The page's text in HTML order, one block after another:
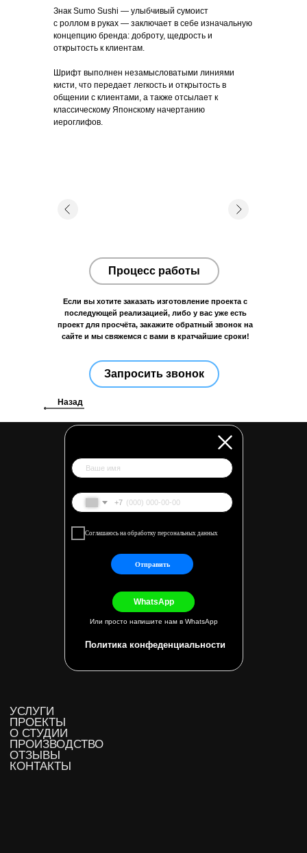
Знак Sumo Sushi — улыбчивый сумоист
с роллом в руках — заключает в себе изначальную
концепцию бренда: доброту, щедрость и
открытость к клиентам.
Шрифт выполнен незамысловатыми линиями
кисти, что передает легкость и открытость в
общении с клиентами, а также отсылает к
классическому Японскому начертанию
иероглифов.
Если вы хотите заказать изготовление проекта с
последующей реализацией, либо у вас уже есть
проект для просчёта, закажите обратный звонок на
сайте и мы свяжемся с вами в кратчайшие сроки!
Назад
Запросить звонок
Процесс работы
Или просто напишите нам в WhatsApp
+7
Соглашаюсь на обработку персональных данных
Отправить
WhatsApp
WhatsApp
Политика конфеденциальности
Г. ВЛАДИВОСТОК, ПАРТИЗАНСКИЙ
ПРОСПЕКТ 44, К10
СОГЛАСИЕ НА ОБРАБОТКУ ПЕРСОНАЛЬНЫХ ДАННЫХ
РАЗРАБОТАНО В